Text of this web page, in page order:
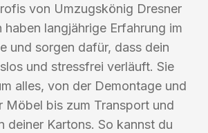
von Umzugskönig Dresner
haben langjährige Erfahrung im
und sorgen dafür, dass dein
und stressfrei verläuft. Sie
alles, von der Demontage und
Möbel bis zum Transport und
deiner Kartons. So kannst du